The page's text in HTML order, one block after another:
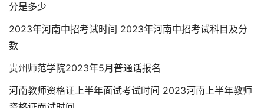
分是多少
2023年河南中招考试时间 2023年河南中招考试科目及分
数
贵州师范学院2023年5月普通话报名
河南教师资格证上半年面试考试时间 2023河南上半年教师